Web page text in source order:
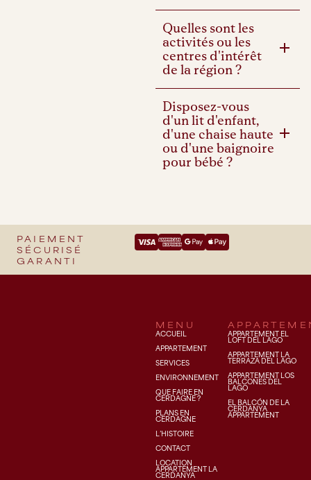
Quelles sont les
activités ou les
centres d'intérêt
de la région ?
Disposez-vous
d'un lit d'enfant,
d'une chaise haute
ou d'une baignoire
pour bébé ?
PAIEMENT
SÉCURISÉ
GARANTI
MENU
ACCUEIL
APPARTEMENT
SERVICES
ENVIRONNEMENT
QUE FAIRE EN
CERDAGNE ?
PLANS EN
CERDAGNE
L’HISTOIRE
CONTACT
LOCATION
APPARTEMENT LA
CERDANYA
APPARTEMENT EL
LOFT DEL LAGO
APPARTEMENT LA
TERRAZA DEL LAGO
APPARTEMENT LOS
BALCONES DEL
LAGO
EL BALCÓN DE LA
CERDANYA
APPARTEMENT